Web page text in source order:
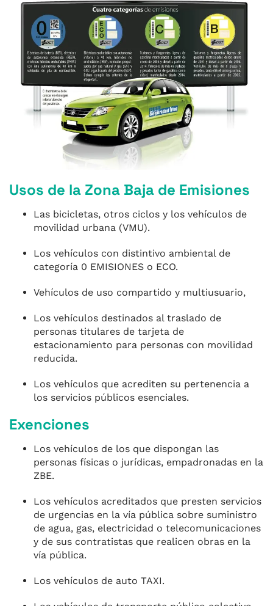
Usos de la Zona Baja de Emisiones
Las bicicletas, otros ciclos y los vehículos de
movilidad urbana (VMU).
Los vehículos con distintivo ambiental de
categoría 0 EMISIONES o ECO.
Vehículos de uso compartido y multiusuario,
Los vehículos destinados al traslado de
personas titulares de tarjeta de
estacionamiento para personas con movilidad
reducida.
Los vehículos que acrediten su pertenencia a
los servicios públicos esenciales.
Exenciones
Los vehículos de los que dispongan las
personas físicas o jurídicas, empadronadas en la
ZBE.
Los vehículos acreditados que presten servicios
de urgencias en la vía pública sobre suministro
de agua, gas, electricidad o telecomunicaciones
y de sus contratistas que realicen obras en la
vía pública.
Los vehículos de auto TAXI.